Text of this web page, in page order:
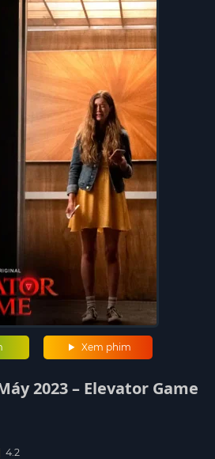
Xem phim
2023 – Elevator Game